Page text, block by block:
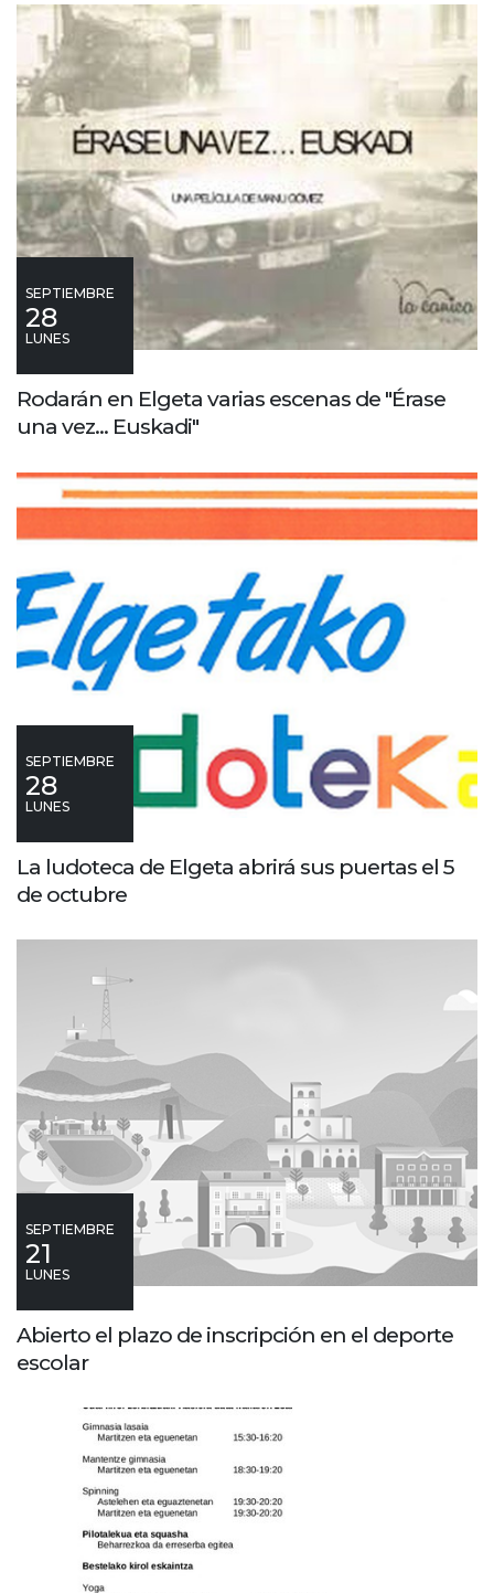
SEPTIEMBRE
28
LUNES
Rodarán en Elgeta varias escenas de "Érase
una vez... Euskadi"
SEPTIEMBRE
28
LUNES
La ludoteca de Elgeta abrirá sus puertas el 5
de octubre
SEPTIEMBRE
21
LUNES
Abierto el plazo de inscripción en el deporte
escolar